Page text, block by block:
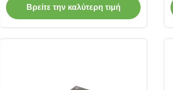
πόλωσης
Βρείτε την καλύτερη τιμή